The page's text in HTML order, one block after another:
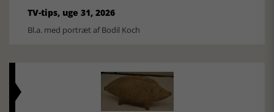
TV-tips, uge 31, 2026
Bl.a. med portræt af Bodil Koch